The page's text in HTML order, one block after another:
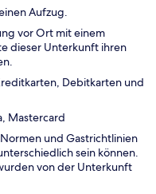
Aufzug.
vor Ort mit einem
dieser Unterkunft ihren
Debitkarten und
Mastercard
und Gastrichtlinien
sein können.
von der Unterkunft